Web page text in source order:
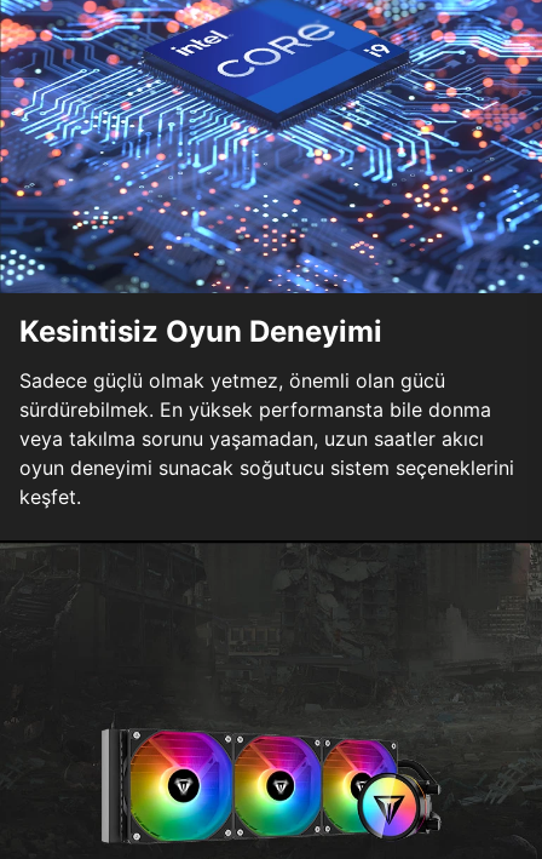
Kesintisiz Oyun Deneyimi
Sadece güçlü olmak yetmez, önemli olan gücü
sürdürebilmek. En yüksek performansta bile donma
veya takılma sorunu yaşamadan, uzun saatler akıcı
oyun deneyimi sunacak soğutucu sistem seçeneklerini
keşfet.